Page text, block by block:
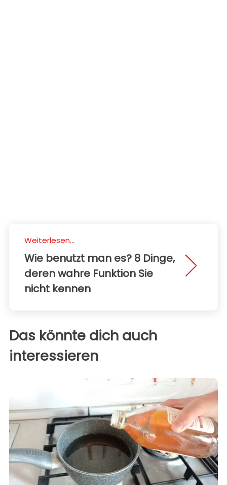
Weiterlesen...
Wie benutzt man es? 8 Dinge,
deren wahre Funktion Sie
nicht kennen
Das könnte dich auch
interessieren